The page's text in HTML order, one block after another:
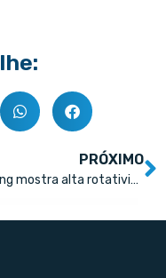
PRÓXIMO
Ranking mostra alta rotatividade entre MIPs mais vendidos